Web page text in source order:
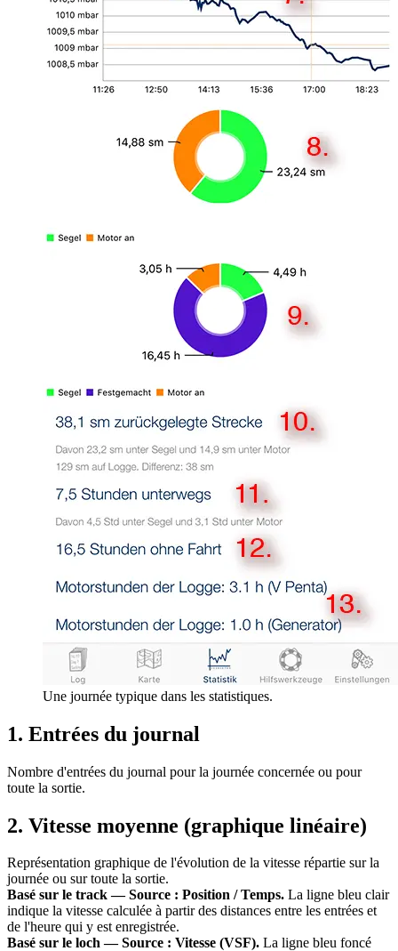
Une journée typique dans les statistiques.
1. Entrées du journal
Nombre d'entrées du journal pour la journée concernée ou pour
toute la sortie.
2. Vitesse moyenne (graphique linéaire)
Représentation graphique de l'évolution de la vitesse répartie sur la
journée ou sur toute la sortie.
Basé sur le track — Source : Position / Temps. La ligne bleu clair
indique la vitesse calculée à partir des distances entre les entrées et
de l'heure qui y est enregistrée.
Basé sur le loch — Source : Vitesse (VSF). La ligne bleu foncé